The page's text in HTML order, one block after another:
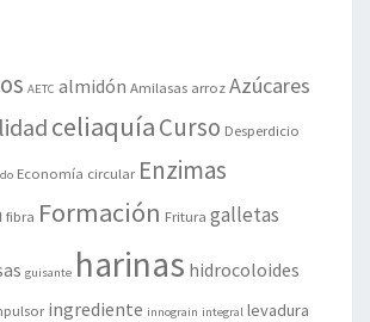
AETC almidón Amilasas arrozAzúcares
celiaquíaCurso Desperdicio
Economía circular Enzimas
fibra Formación Fritura galletas
guisante harinas hidrocoloides
ingrediente innograin integral levadura